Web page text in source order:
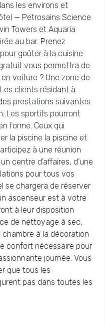
les environs et
— Petrosains Science
Towers et Aquaria
au bar. Prenez
goûter à la cuisine
vous permettra de
voiture ? Une zone de
clients résidant à
prestations suivantes
Les sportifs pourront
forme. Ceux qui
la piscine la piscine et
à une réunion
centre d’affaires, d’une
pour tous vos
se chargera de réserver
ascenseur est à votre
à leur disposition
de nettoyage à sec,
à la décoration
confort nécessaire pour
journée. Vous
que tous les
pas dans toutes les